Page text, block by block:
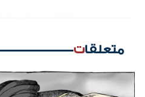
متعلقات